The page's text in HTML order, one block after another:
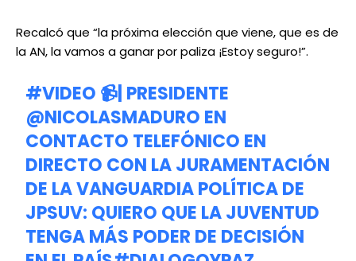
Recalcó que “la próxima elección que viene, que es de
la AN, la vamos a ganar por paliza ¡Estoy seguro!”.
#VIDEO 📹| PRESIDENTE
@NICOLASMADURO EN
CONTACTO TELEFÓNICO EN
DIRECTO CON LA JURAMENTACIÓN
DE LA VANGUARDIA POLÍTICA DE
JPSUV: QUIERO QUE LA JUVENTUD
TENGA MÁS PODER DE DECISIÓN